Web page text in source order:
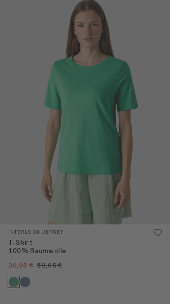
INTERLOCK JERSEY
T-Shirt
100% Baumwolle
39,95 € 59,95 €